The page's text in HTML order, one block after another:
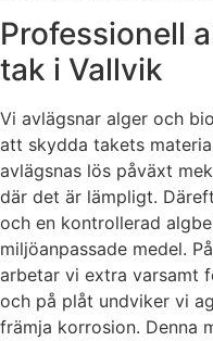
Professionell
tak i Vallvik
Vi avlägsnar alger och
att skydda takets
avlägsnas lös påväxt
där det är lämpligt.
och en kontrollerad
miljöanpassade medel.
arbetar vi extra varsamt
och på plåt undviker vi
främja korrosion. Denna